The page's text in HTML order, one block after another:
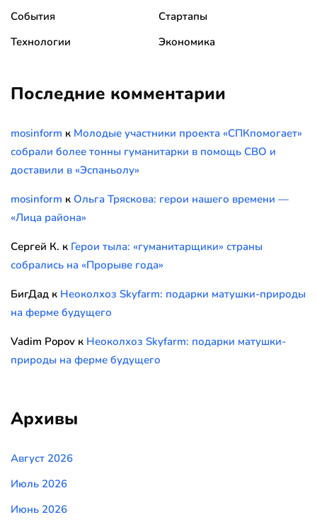
События
Стартапы
Технологии
Экономика
Последние комментарии
mosinform к Молодые участники проекта «СПКпомогает»
собрали более тонны гуманитарки в помощь СВО и
доставили в «Эспаньолу»
mosinform к Ольга Тряскова: герои нашего времени —
«Лица района»
Сергей К. к Герои тыла: «гуманитарщики» страны
собрались на «Прорыве года»
БигДад к Неоколхоз Skyfarm: подарки матушки-природы
на ферме будущего
Vadim Popov к Неоколхоз Skyfarm: подарки матушки-
природы на ферме будущего
Архивы
Август 2026
Июль 2026
Июнь 2026